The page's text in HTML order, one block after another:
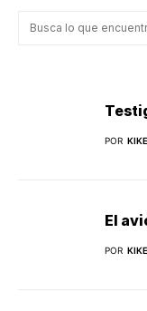
POR
El
POR